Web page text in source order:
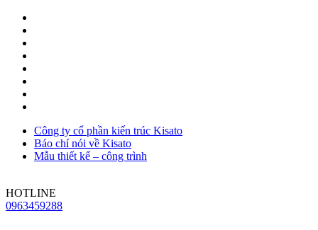
Công ty cổ phần kiến trúc Kisato
Báo chí nói về Kisato
Mẫu thiết kế – công trình
HOTLINE
0963459288